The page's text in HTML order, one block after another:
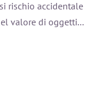
rischio
valore di oggetti...